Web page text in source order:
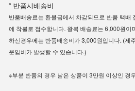
* 반품시배송비
반품배송료는 환불금에서 차감되므로 반품 택배
에 착불로 접수합니다. 왕복 배송료는 6,000원이
하신경우에는 반품배송비가 3,000원입니다. (제
운임비가 발생할 수 있습니다.)
※부분 반품의 경우 남은 상품이 3만원 이상인 경